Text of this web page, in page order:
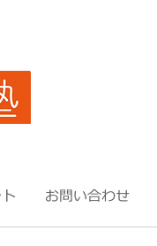
お問い合わせ